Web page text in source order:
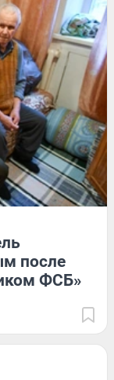
после
ФСБ»